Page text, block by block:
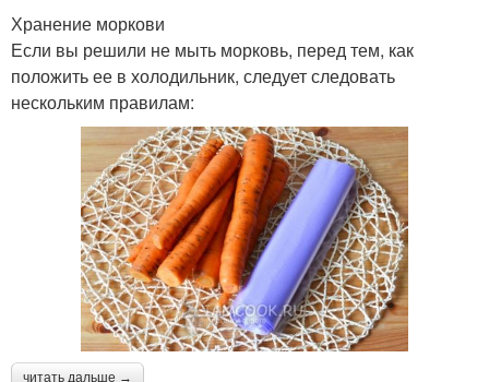
Хранение моркови
Если вы решили не мыть морковь, перед тем, как
положить ее в холодильник, следует следовать
нескольким правилам:
читать дальше →